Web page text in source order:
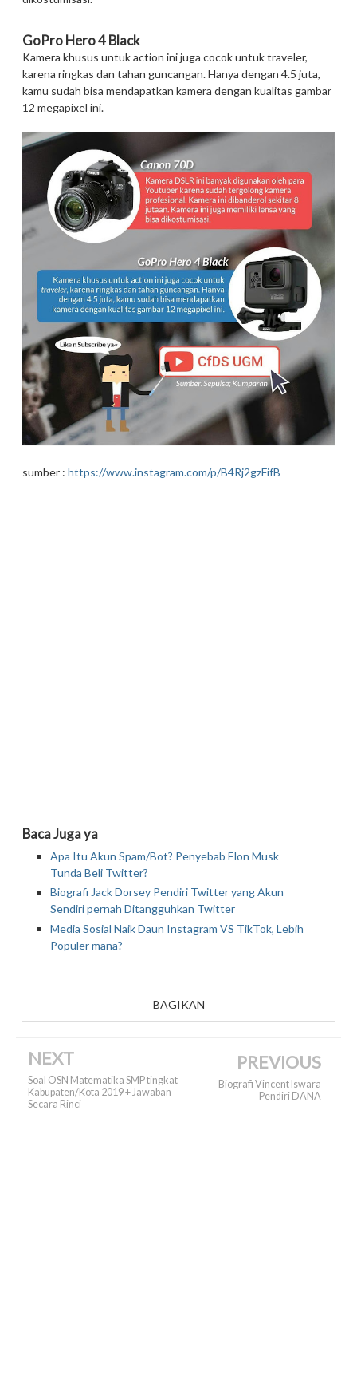
GoPro Hero 4 Black
Kamera khusus untuk action ini juga cocok untuk traveler,
karena ringkas dan tahan guncangan. Hanya dengan 4.5 juta,
kamu sudah bisa mendapatkan kamera dengan kualitas gambar
12 megapixel ini.
sumber : https://www.instagram.com/p/B4Rj2gzFifB
Baca Juga ya
Apa Itu Akun Spam/Bot? Penyebab Elon Musk
Tunda Beli Twitter?
Biografi Jack Dorsey Pendiri Twitter yang Akun
Sendiri pernah Ditangguhkan Twitter
Media Sosial Naik Daun Instagram VS TikTok, Lebih
Populer mana?
BAGIKAN
NEXT
Soal OSN Matematika SMP tingkat
Kabupaten/Kota 2019 + Jawaban
Secara Rinci
PREVIOUS
Biografi Vincent Iswara
Pendiri DANA